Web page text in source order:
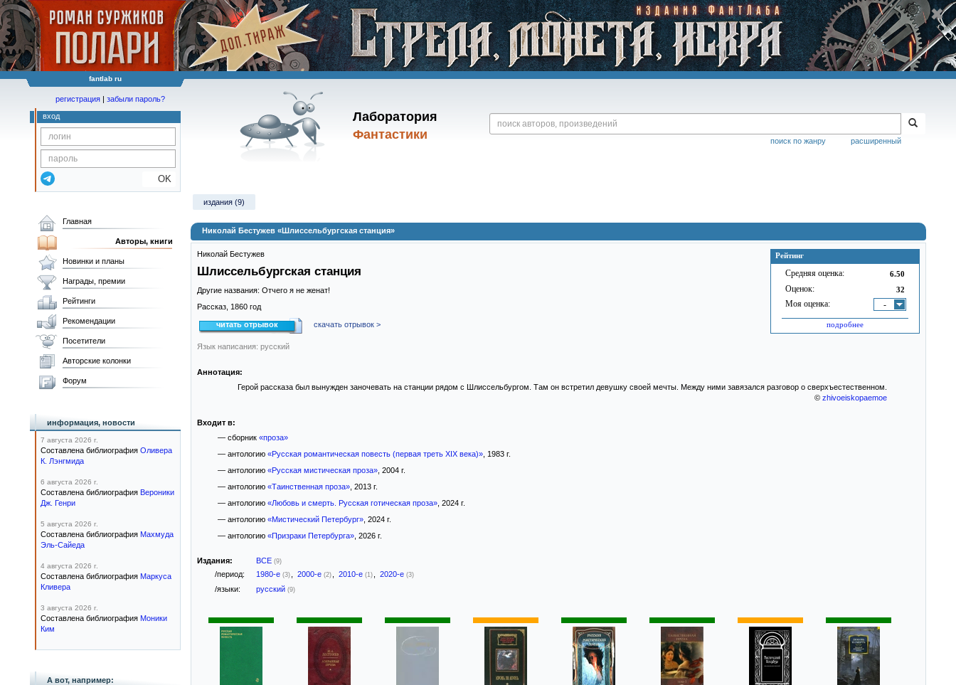
fantlab ru
Лаборатория
Фантастики
расширенный
поиск по жанру
регистрация | забыли пароль?
вход
OK
издания (9)
Николай Бестужев «Шлиссельбургская станция»
Рейтинг
Средняя оценка: 6.50
Оценок: 32
Моя оценка: -
подробнее
Николай Бестужев
Шлиссельбургская станция
Другие названия: Отчего я не женат!
Рассказ, 1860 год
читать отрывок скачать отрывок >
Язык написания: русский
Аннотация:
Герой рассказа был вынужден заночевать на станции рядом с Шлиссельбургом. Там он встретил девушку своей мечты. Между ними завязался разговор о сверхъестественном.
© zhivoeiskopaemoe
Входит в:
— сборник «проза»
— антологию «Русская романтическая повесть (первая треть XIX века)», 1983 г.
— антологию «Русская мистическая проза», 2004 г.
— антологию «Таинственная проза», 2013 г.
— антологию «Любовь и смерть. Русская готическая проза», 2024 г.
— антологию «Мистический Петербург», 2024 г.
— антологию «Призраки Петербурга», 2026 г.
Издания: ВСЕ (9)
/период: 1980-е (3) 2000-е (2) 2010-е (1) 2020-е (3)
/языки: русский (9)
Главная
Авторы, книги
Новинки и планы
Награды, премии
Рейтинги
Рекомендации
Посетители
Авторские колонки
Форум
информация, новости
7 августа 2026 г.
Составлена библиография Оливера
К. Лэнгмида
6 августа 2026 г.
Составлена библиография Вероники
Дж. Генри
5 августа 2026 г.
Составлена библиография Махмуда
Эль-Сайеда
4 августа 2026 г.
Составлена библиография Маркуса
Кливера
3 августа 2026 г.
Составлена библиография Моники
Ким
А вот, например: